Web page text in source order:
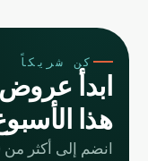
كن شريكاً
ابدأ
هذا